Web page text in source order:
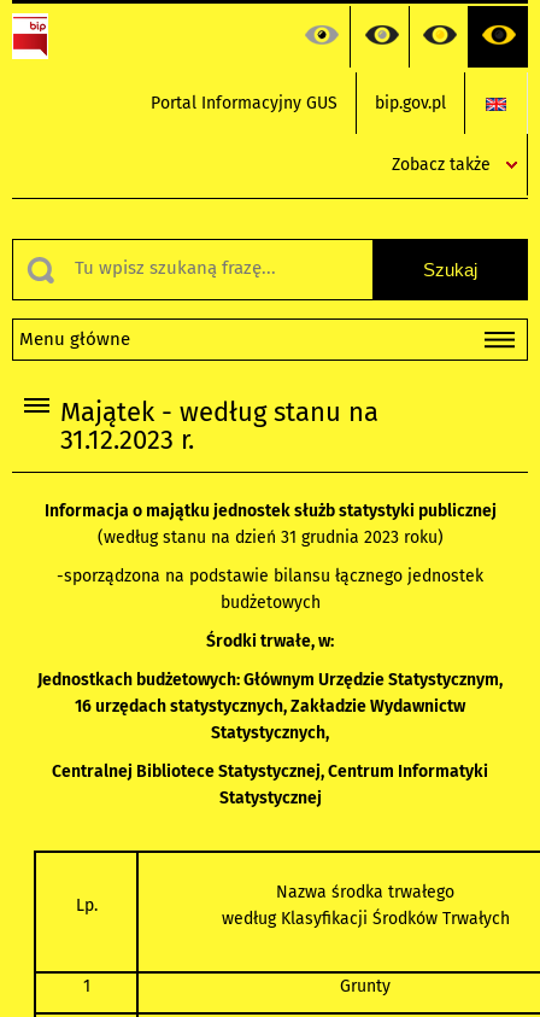
Portal Informacyjny GUS bip.gov.pl
Zobacz także
Menu główne
Majątek - według stanu na
31.12.2023 r.
Informacja o majątku jednostek służb statystyki publicznej
(według stanu na dzień 31 grudnia 2023 roku)
-sporządzona na podstawie bilansu łącznego jednostek
budżetowych
Środki trwałe, w:
Jednostkach budżetowych: Głównym Urzędzie Statystycznym,
16 urzędach statystycznych, Zakładzie Wydawnictw
Statystycznych,
Centralnej Bibliotece Statystycznej, Centrum Informatyki
Statystycznej
Lp.
Nazwa środka trwałego
według Klasyfikacji Środków Trwałych
1
Grunty